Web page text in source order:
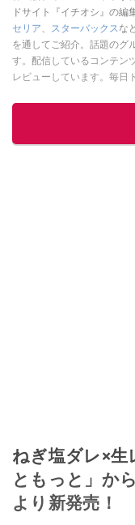
ドサイト『イチオシ』の編
セリア、 スターバックスな
を通してご紹介。話題のグ
す。配信しているコンテン
レビューしています。毎日
ねぎ塩ダレ×生
ともっと」か
より新発売！